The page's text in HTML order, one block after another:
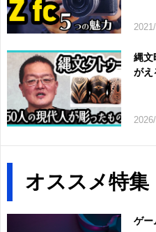
縄文
がえ
オススメ特集
ゲー